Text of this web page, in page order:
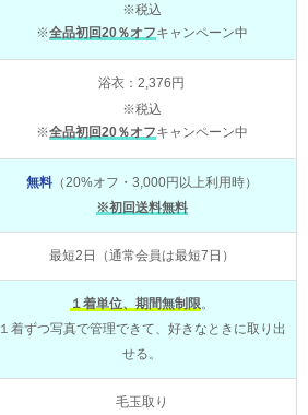
※税込
※全品初回20％オフキャンペーン中
浴衣：2,376円
※税込
※全品初回20％オフキャンペーン中
無料（20%オフ・3,000円以上利用時）
※初回送料無料
最短2日（通常会員は最短7日）
１着単位、期間無制限。
１着ずつ写真で管理できて、好きなときに取り出
せる。
毛玉取り